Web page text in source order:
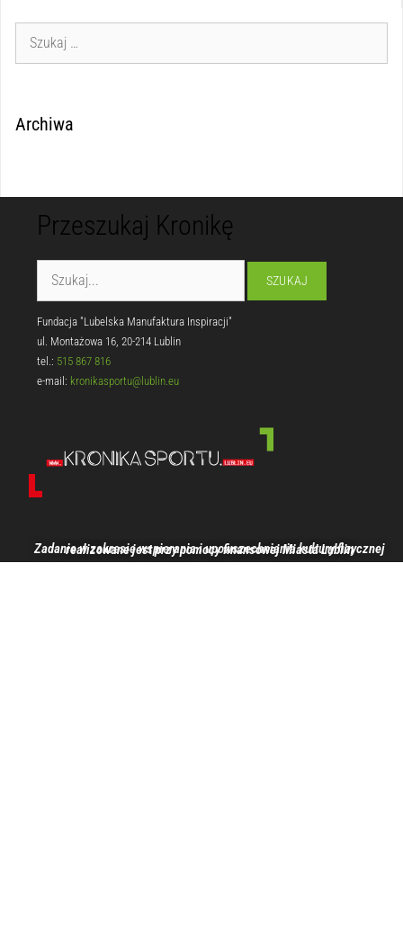
Archiwa
Przeszukaj Kronikę
Fundacja "Lubelska Manufaktura Inspiracji"
ul. Montażowa 16, 20-214 Lublin
tel.: 515 867 816
e-mail: kronikasportu@lublin.eu
Zadanie w zakresie wspierania i upowszechniania kultury fizycznej realizowane jest przy pomocy finansowej Miasta Lublin